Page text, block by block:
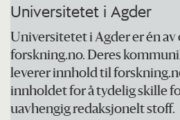
Universitetet i Agder
Universitetet i Agder er én av
forskning.no. Deres
leverer innhold til
innholdet for å tydelig skille
uavhengig redaksjonelt stoff.